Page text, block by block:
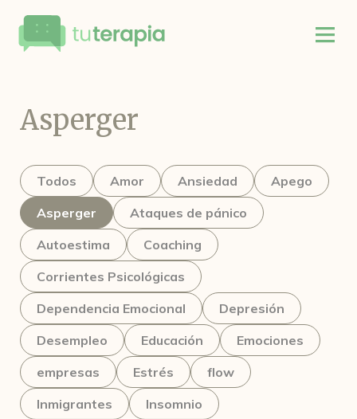
Asperger
Todos Amor Ansiedad
Apego
Asperger
Ataques de pánico
Autoestima
Coaching
Corrientes Psicológicas
Dependencia Emocional
Depresión
Desempleo
Educación
Emociones
empresas
Estrés
flow
Inmigrantes
Insomnio